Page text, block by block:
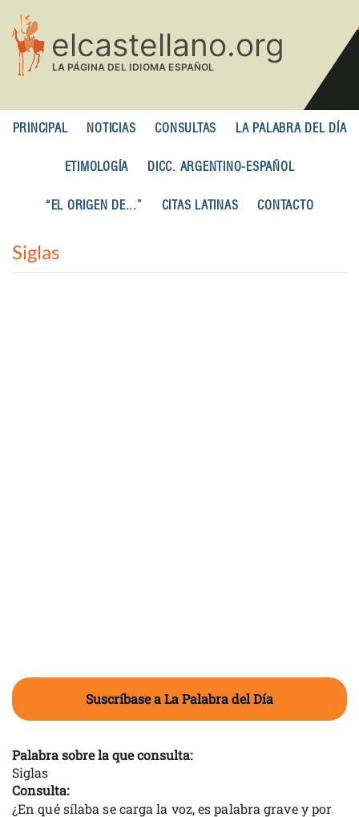
contenido
principal
PRINCIPAL NOTICIAS CONSULTAS LA PALABRA DEL DÍA
ETIMOLOGÍA DICC. ARGENTINO-ESPAÑOL
“EL ORIGEN DE...” CITAS LATINAS CONTACTO
Siglas
Suscríbase a La Palabra del Día
Palabra sobre la que consulta:
Siglas
Consulta:
¿En qué sílaba se carga la voz, es palabra grave y por